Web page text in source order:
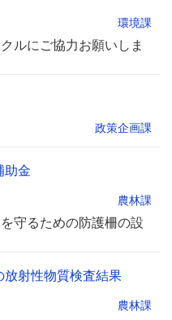
環境課
ルにご協力お願いしま
政策企画課
助金
農林課
守るための防護柵の設
放射性物質検査結果
農林課